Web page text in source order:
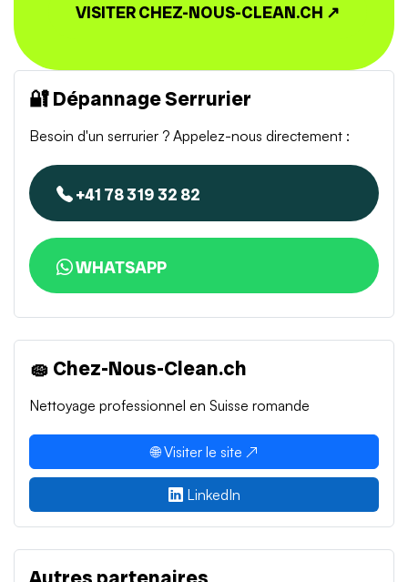
VISITER CHEZ-NOUS-CLEAN.CH ↗
🔐 Dépannage Serrurier
Besoin d'un serrurier ? Appelez-nous directement :
+41 78 319 32 82
WHATSAPP
🧽 Chez-Nous-Clean.ch
Nettoyage professionnel en Suisse romande
🌐 Visiter le site ↗
LinkedIn